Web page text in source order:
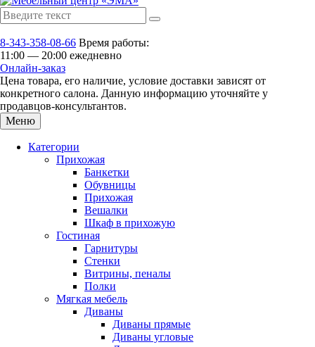
8-343-358-08-66 Время работы:
11:00 — 20:00 ежедневно
Онлайн-заказ
Цена товара, его наличие, условие доставки зависят от
конкретного салона. Данную информацию уточняйте у
продавцов-консультантов.
Меню
Категории
Прихожая
Банкетки
Обувницы
Прихожая
Вешалки
Шкаф в прихожую
Гостиная
Гарнитуры
Стенки
Витрины, пеналы
Полки
Мягкая мебель
Диваны
Диваны прямые
Диваны угловые